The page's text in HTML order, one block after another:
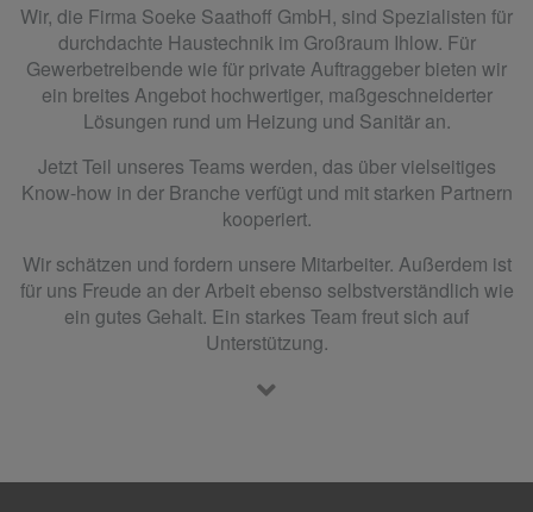
Wir, die Firma Soeke Saathoff GmbH, sind Spezialisten für
durchdachte Haustechnik im Großraum Ihlow. Für
Gewerbetreibende wie für private Auftraggeber bieten wir
ein breites Angebot hochwertiger, maßgeschneiderter
Lösungen rund um Heizung und Sanitär an.
Jetzt Teil unseres Teams werden, das über vielseitiges
Know-how in der Branche verfügt und mit starken Partnern
kooperiert.
Wir schätzen und fordern unsere Mitarbeiter. Außerdem ist
für uns Freude an der Arbeit ebenso selbstverständlich wie
ein gutes Gehalt. Ein starkes Team freut sich auf
Unterstützung.